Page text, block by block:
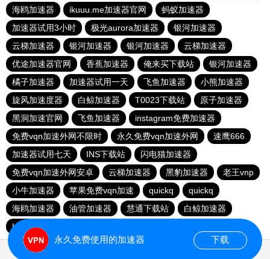
海鸥加速器
ikuuu.me加速器官网
蚂蚁加速器
加速器试用3小时
极光aurora加速器
银河加速器
云梯加速器
银河加速器 银河加速器
云梯加速器
优途加速器官网
香蕉加速器 俺来买下载站
银河加速器
橘子加速器
加速器试用一天 飞鱼加速器
小熊加速器
旋风加速度器
白鲸加速器 T0023下载站
原子加速器
黑洞加速官网
飞鱼加速器
instagram免费加速器
免费vqn加速外网不限时
永久免费vqn加速外网
速鹰666
加速器试用七天
INS下载站
闪电猫加速器
免费vqn加速外网安卓
云梯加速器 黑豹加速器
老王vnp
小牛加速器
苹果免费vqn加速 quickq
quickq
海鸥加速器
油管加速器 慧通下载站
白鲸加速器
hammer加速器
永久免费使用的加速器 下载